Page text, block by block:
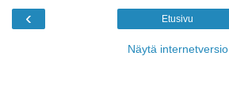
‹ Etusivu
Näytä internetversio